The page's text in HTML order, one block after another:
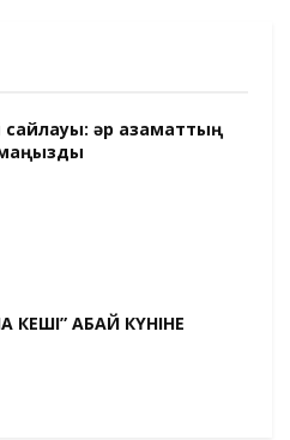
әр азаматтың
АБАЙ КҮНІНЕ